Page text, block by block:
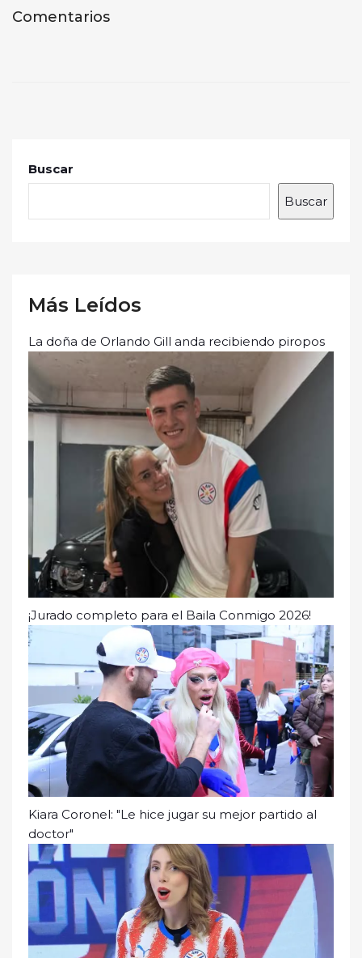
Comentarios
Buscar
Buscar
Más Leídos
La doña de Orlando Gill anda recibiendo piropos
¡Jurado completo para el Baila Conmigo 2026!
Kiara Coronel: "Le hice jugar su mejor partido al
doctor"